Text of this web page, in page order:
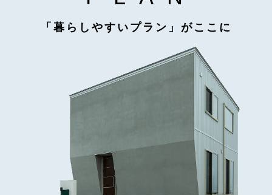
「暮らしやすいプラン」がここに